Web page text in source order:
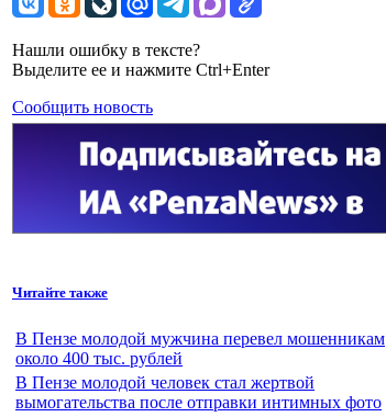
Нашли ошибку в тексте?
Выделите ее и нажмите Ctrl+Enter
Сообщить новость
Читайте также
В Пензе молодой мужчина перевел мошенникам
около 400 тыс. рублей
В Пензе молодой человек стал жертвой
вымогательства после отправки интимных фото